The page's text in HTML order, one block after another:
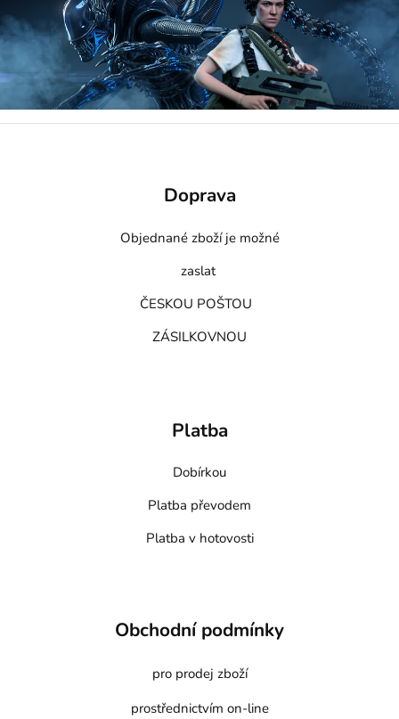
Doprava
Objednané zboží je možné
zaslat
ČESKOU POŠTOU
ZÁSILKOVNOU
Platba
Dobírkou
Platba převodem
Platba v hotovosti
Obchodní podmínky
pro prodej zboží
prostřednictvím on-line